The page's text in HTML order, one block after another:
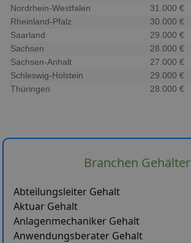
Nordrhein-Westfalen
31.000 €
Rheinland-Pfalz
30.000 €
Saarland
29.000 €
Sachsen
28.000 €
Sachsen-Anhalt
27.000 €
Schleswig-Holstein
29.000 €
Thüringen
28.000 €
Branchen Gehälter
Abteilungsleiter Gehalt
Aktuar Gehalt
Anlagenmechaniker Gehalt
Anwendungsberater Gehalt